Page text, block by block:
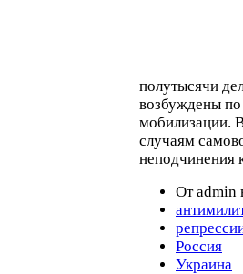
полутысячи
возбуждены по
мобилизации.
случаям
неподчинения
От admin
Россия
Украина